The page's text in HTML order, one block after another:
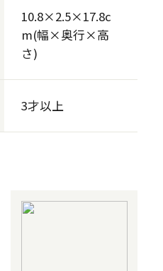
10.8×2.5×17.8c
m(幅×奥行×高
さ)
3才以上